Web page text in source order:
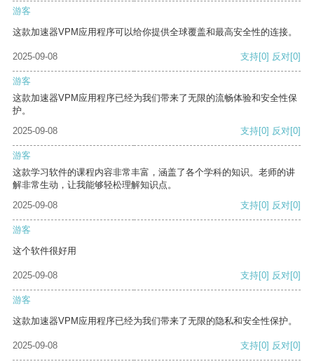
游客
这款加速器VPM应用程序可以给你提供全球覆盖和最高安全性的连接。
2025-09-08 支持[0] 反对[0]
游客
这款加速器VPM应用程序已经为我们带来了无限的流畅体验和安全性保
护。
2025-09-08
支持[0] 反对[0]
游客
这款学习软件的课程内容非常丰富，涵盖了各个学科的知识。老师的讲
解非常生动，让我能够轻松理解知识点。
2025-09-08
支持[0] 反对[0]
游客
这个软件很好用
2025-09-08 支持[0] 反对[0]
游客
这款加速器VPM应用程序已经为我们带来了无限的隐私和安全性保护。
2025-09-08 支持[0] 反对[0]